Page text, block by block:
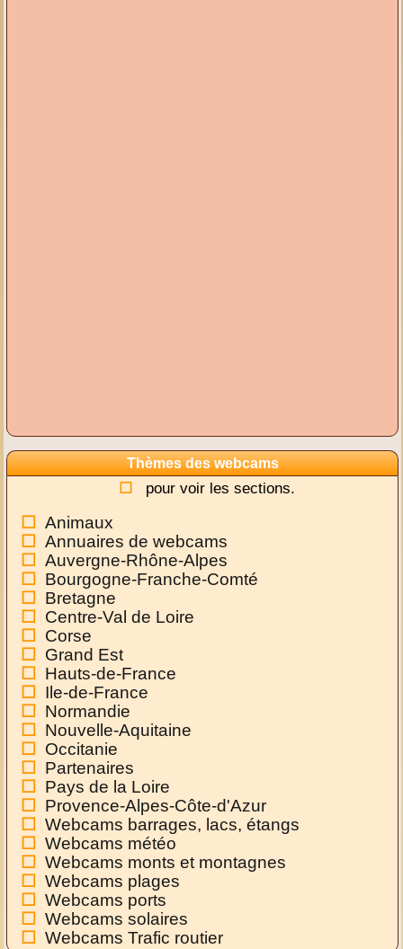
Thèmes des webcams
pour voir les sections.
Animaux
Annuaires de webcams
Auvergne-Rhône-Alpes
Bourgogne-Franche-Comté
Bretagne
Centre-Val de Loire
Corse
Grand Est
Hauts-de-France
Ile-de-France
Normandie
Nouvelle-Aquitaine
Occitanie
Partenaires
Pays de la Loire
Provence-Alpes-Côte-d'Azur
Webcams barrages, lacs, étangs
Webcams météo
Webcams monts et montagnes
Webcams plages
Webcams ports
Webcams solaires
Webcams Trafic routier